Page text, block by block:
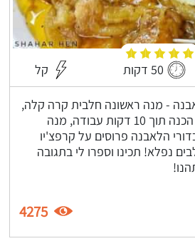
50 דקות קל
- מנה ראשונה חלבית קרה קלה,
יפה, מרשימה וטעימה, הכנה תוך 10 דקות עבודה, מנה
הלאבנה פרוסים על קרפצ'יו
נפלא! תכינו וספרו לי בתגובה
4275